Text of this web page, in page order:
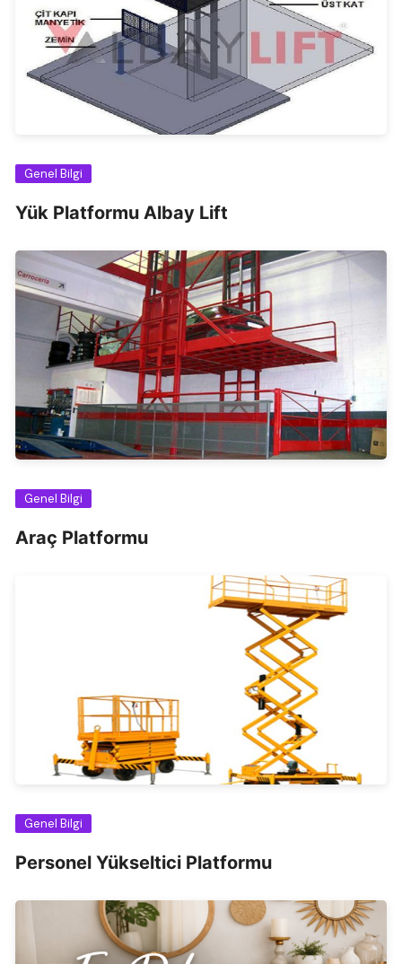
Genel Bilgi
Yük Platformu Albay Lift
Genel Bilgi
Araç Platformu
Genel Bilgi
Personel Yükseltici Platformu